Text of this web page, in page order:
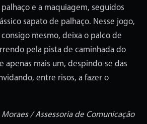
e a maquiagem, seguidos
sapato de palhaço. Nesse jogo,
mesmo, deixa o palco de
pela pista de caminhada do
apenas mais um, despindo-se das
entre risos, a fazer o
/ Assessoria de Comunicação